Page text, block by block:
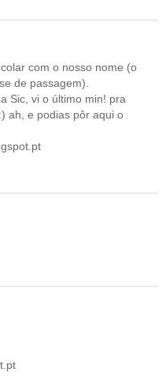
com o nosso nome (o
de passagem).
Sic, vi o último min! pra
ah, e podias pôr aqui o